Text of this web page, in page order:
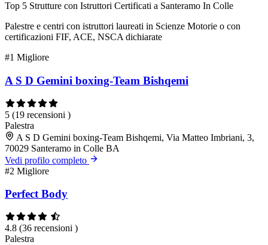
Top 5 Strutture con Istruttori Certificati a Santeramo In Colle
Palestre e centri con istruttori laureati in Scienze Motorie o con
certificazioni FIF, ACE, NSCA dichiarate
#1 Migliore
A S D Gemini boxing-Team Bishqemi
5 (19 recensioni )
Palestra
A S D Gemini boxing-Team Bishqemi, Via Matteo Imbriani, 3,
70029 Santeramo in Colle BA
Vedi profilo completo
#2 Migliore
Perfect Body
4.8 (36 recensioni )
Palestra